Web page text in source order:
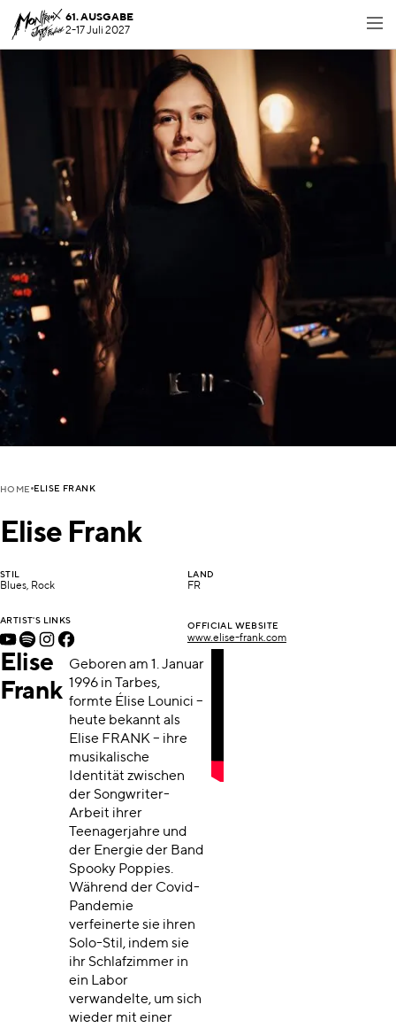
61. AUSGABE
2-17 Juli 2027
HOME ELISE FRANK
Elise Frank
STIL
Blues, Rock
LAND
FR
ARTIST'S LINKS
OFFICIAL WEBSITE
www.elise-frank.com
Elise
Frank
Geboren am 1. Januar
1996 in Tarbes,
formte Élise Lounici –
heute bekannt als
Elise FRANK – ihre
musikalische
Identität zwischen
der Songwriter-
Arbeit ihrer
Teenagerjahre und
der Energie der Band
Spooky Poppies.
Während der Covid-
Pandemie
verfeinerte sie ihren
Solo-Stil, indem sie
ihr Schlafzimmer in
ein Labor
verwandelte, um sich
wieder mit einer